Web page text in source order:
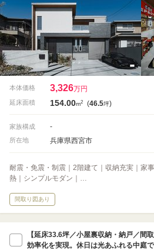
本体価格 3,326万円
延床面積 154.00m2 (46.5坪)
家族構成 -
所在地 兵庫県西宮市
耐震・免震・制震｜2階建て｜収納充実｜家
熱｜シンプルモダン｜…
間取り図あり
【延床33.6坪／小屋裏収納・納戸／間
効率化を実現。休日は光あふれる中庭